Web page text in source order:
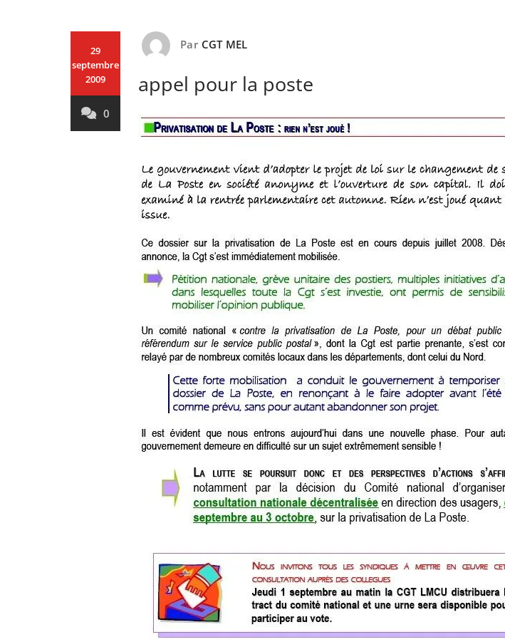
29
septembre
2009
0
Par CGT MEL
appel pour la poste